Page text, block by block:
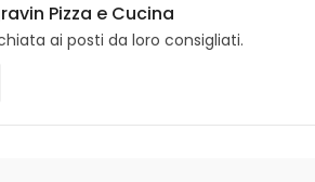
Pizza e Cucina
ai posti da loro consigliati.